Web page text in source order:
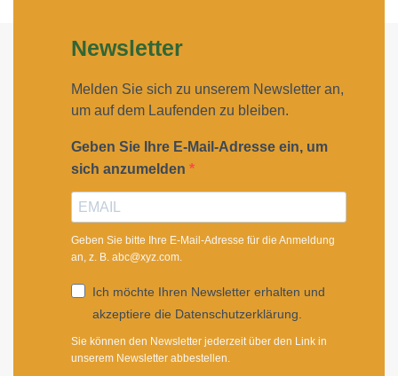
Newsletter
Melden Sie sich zu unserem Newsletter an,
um auf dem Laufenden zu bleiben.
Geben Sie Ihre E-Mail-Adresse ein, um
sich anzumelden
Geben Sie bitte Ihre E-Mail-Adresse für die Anmeldung
an, z. B. abc@xyz.com.
Ich möchte Ihren Newsletter erhalten und
akzeptiere die Datenschutzerklärung.
Sie können den Newsletter jederzeit über den Link in
unserem Newsletter abbestellen.